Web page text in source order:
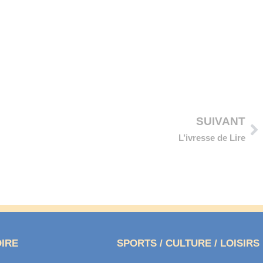
SUIVANT
L’ivresse de Lire
SPORTS / CULTURE / LOISIRS